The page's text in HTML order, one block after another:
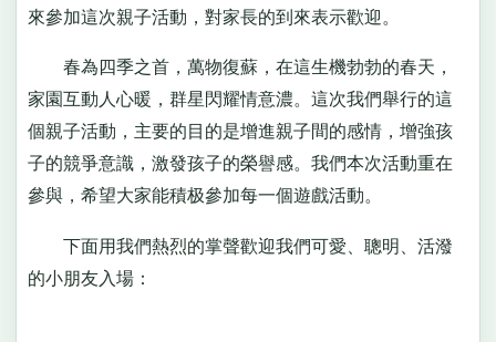
來參加這次親子活動，對家長的到來表示歡迎。
春為四季之首，萬物復蘇，在這生機勃勃的春天，
家園互動人心暖，群星閃耀情意濃。這次我們舉行的這
個親子活動，主要的目的是增進親子間的感情，增強孩
子的競爭意識，激發孩子的榮譽感。我們本次活動重在
參與，希望大家能積极參加每一個遊戲活動。
下面用我們熱烈的掌聲歡迎我們可愛、聰明、活潑
的小朋友入場：